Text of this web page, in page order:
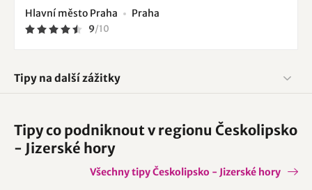
Hlavní město Praha Praha
9/10
Tipy na další zážitky
Tipy co podniknout v regionu Českolipsko
- Jizerské hory
Všechny tipy Českolipsko - Jizerské hory